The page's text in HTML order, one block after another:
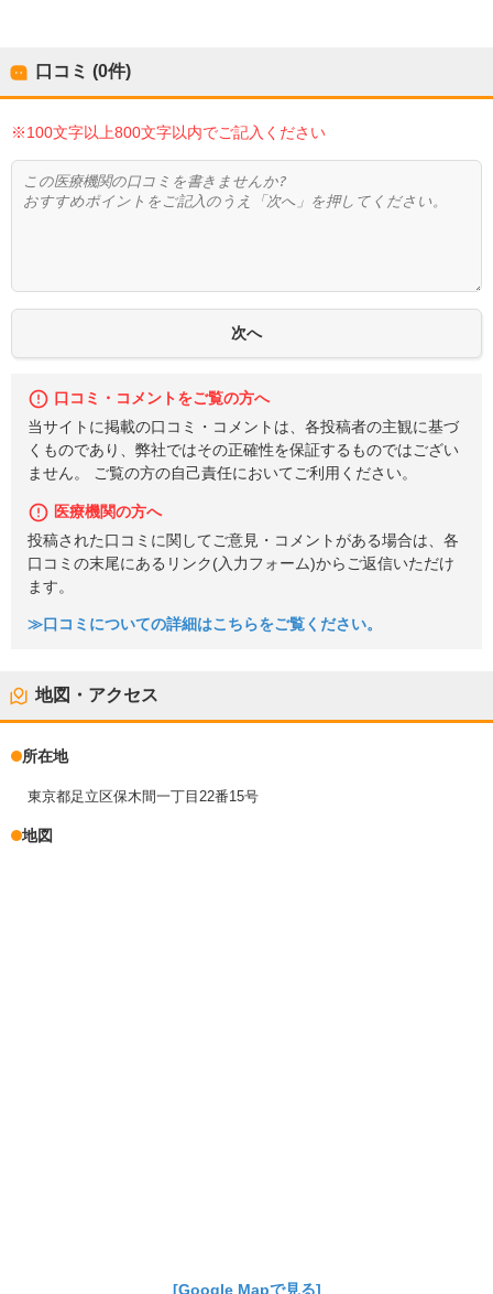
口コミ (0件)
※100文字以上800文字以内でご記入ください
口コミ・コメントをご覧の方へ
当サイトに掲載の口コミ・コメントは、各投稿者の主観に基づ
くものであり、弊社ではその正確性を保証するものではござい
ません。 ご覧の方の自己責任においてご利用ください。
医療機関の方へ
投稿された口コミに関してご意見・コメントがある場合は、各
口コミの末尾にあるリンク(入力フォーム)からご返信いただけ
ます。
≫口コミについての詳細はこちらをご覧ください。
地図・アクセス
所在地
東京都足立区保木間一丁目22番15号
地図
[Google Mapで見る]